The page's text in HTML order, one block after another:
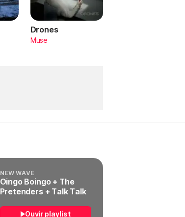
Drones
Muse
NEW WAVE
Oingo Boingo + The
Pretenders + Talk Talk
Ouvir playlist